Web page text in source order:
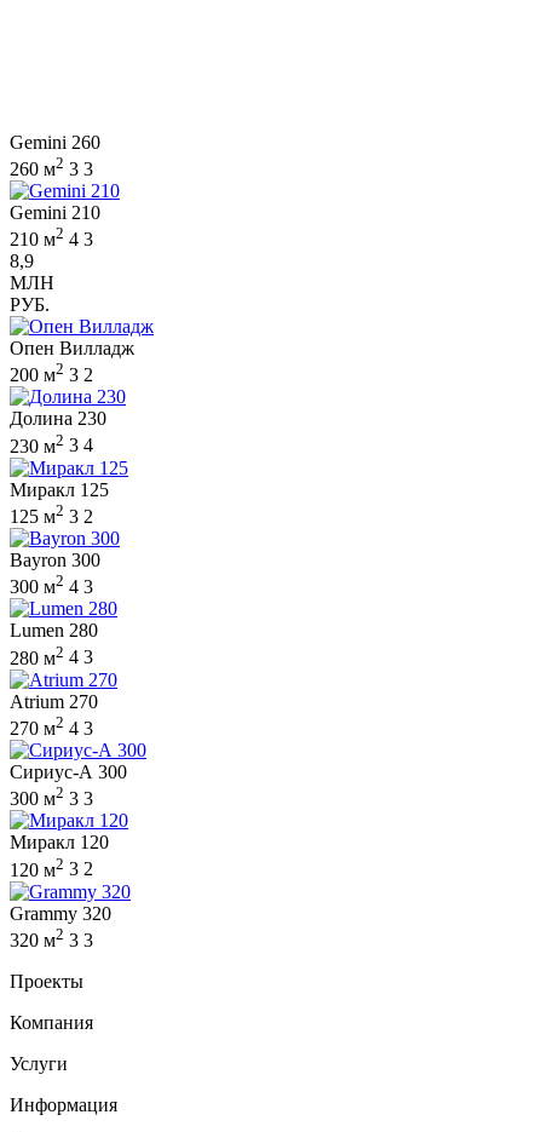
Gemini 260
260 м2 3 3
Gemini 210
210 м2 4 3
8,9
МЛН
РУБ.
Опен Вилладж
200 м2 3 2
Долина 230
230 м2 3 4
Миракл 125
125 м2 3 2
Bayron 300
300 м2 4 3
Lumen 280
280 м2 4 3
Atrium 270
270 м2 4 3
Сириус-А 300
300 м2 3 3
Миракл 120
120 м2 3 2
Grammy 320
320 м2 3 3
Проекты
Компания
Услуги
Информация